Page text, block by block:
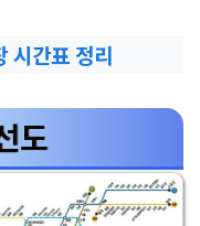
시간표 정리
도